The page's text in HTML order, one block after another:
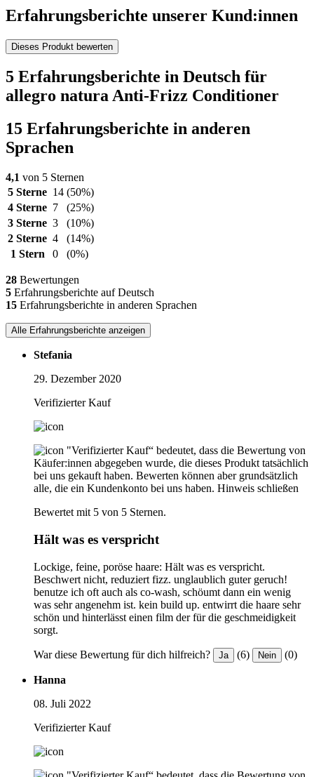
Erfahrungsberichte unserer Kund:innen
Dieses Produkt bewerten
5 Erfahrungsberichte in Deutsch für
allegro natura Anti-Frizz Conditioner
15 Erfahrungsberichte in anderen
Sprachen
4,1 von 5 Sternen
5 Sterne 14 (50%)
4 Sterne 7
(25%)
3 Sterne 3
(10%)
2 Sterne 4
(14%)
1 Stern
0 (0%)
28 Bewertungen
5 Erfahrungsberichte auf Deutsch
15 Erfahrungsberichte in anderen Sprachen
Alle Erfahrungsberichte anzeigen
Stefania
29. Dezember 2020
Verifizierter Kauf
"Verifizierter Kauf“ bedeutet, dass die Bewertung von
Käufer:innen abgegeben wurde, die dieses Produkt tatsächlich
bei uns gekauft haben. Bewerten können aber grundsätzlich
alle, die ein Kundenkonto bei uns haben. Hinweis schließen
Bewertet mit 5 von 5 Sternen.
Hält was es verspricht
Lockige, feine, poröse haare: Hält was es verspricht.
Beschwert nicht, reduziert fizz. unglaublich guter geruch!
benutze ich oft auch als co-wash, schöumt dann ein wenig
was sehr angenehm ist. kein build up. entwirrt die haare sehr
schön und hinterlässt einen film der für die geschmeidigkeit
sorgt.
War diese Bewertung für dich hilfreich? Ja (6) Nein (0)
Hanna
08. Juli 2022
Verifizierter Kauf